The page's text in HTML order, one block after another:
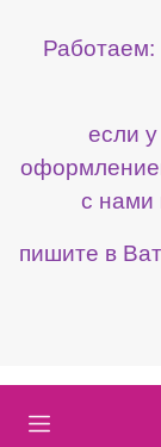
Работаем:
если
с нами
пишите в